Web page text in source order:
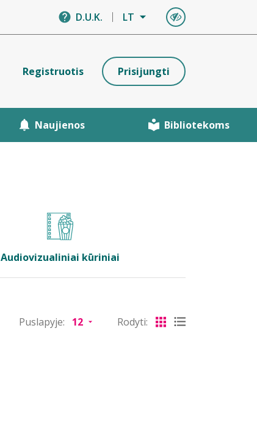
D.U.K. LT
Registruotis Prisijungti
Naujienos Bibliotekoms
Audiovizualiniai kūriniai
Puslapyje: Rodyti: